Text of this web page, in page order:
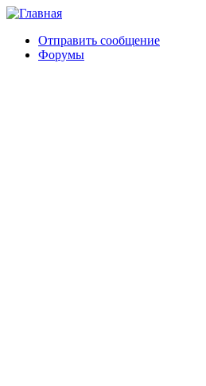
Отправить сообщение
Форумы